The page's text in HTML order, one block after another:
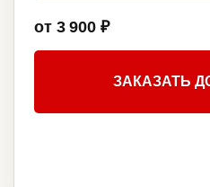
от 3 900 ₽
ЗАКАЗАТЬ